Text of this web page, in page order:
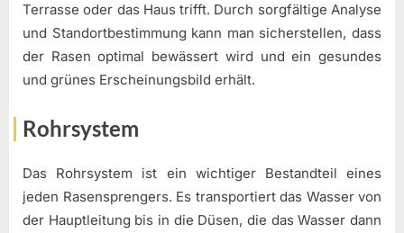
Terrasse oder das Haus trifft. Durch sorgfältige Analyse
und Standortbestimmung kann man sicherstellen, dass
der Rasen optimal bewässert wird und ein gesundes
und grünes Erscheinungsbild erhält.
Rohrsystem
Das Rohrsystem ist ein wichtiger Bestandteil eines
jeden Rasensprengers. Es transportiert das Wasser von
der Hauptleitung bis in die Düsen, die das Wasser dann